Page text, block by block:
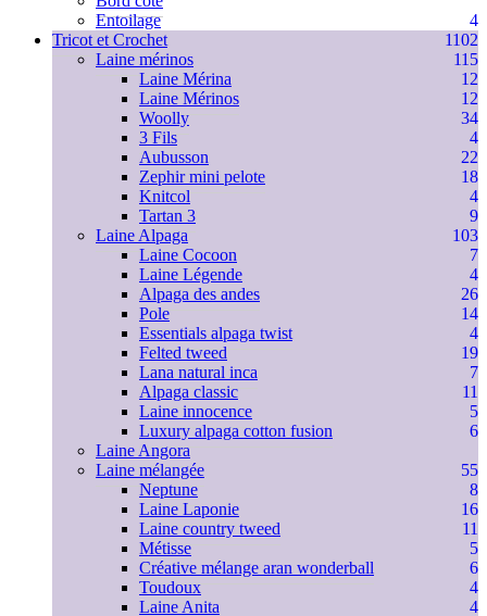
Entoilage
4
Tricot et Crochet
1102
Laine mérinos
115
Laine Mérina
12
Laine Mérinos
12
Woolly
34
3 Fils
4
Aubusson
22
Zephir mini pelote
18
Knitcol
4
Tartan 3
9
Laine Alpaga
103
Laine Cocoon
7
Laine Légende
4
Alpaga des andes
26
Pole
14
Essentials alpaga twist
4
Felted tweed
19
Lana natural inca
7
Alpaga classic
11
Laine innocence
5
Luxury alpaga cotton fusion
6
Laine Angora
Laine mélangée
55
Neptune
8
Laine Laponie
16
Laine country tweed
11
Métisse
5
Créative mélange aran wonderball
6
Toudoux
4
Laine Anita
4